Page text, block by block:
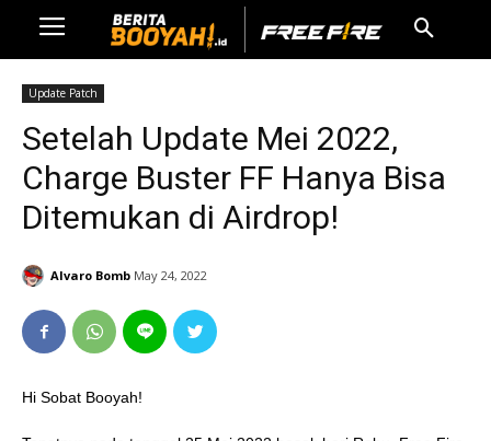
Update Patch
Setelah Update Mei 2022,
Charge Buster FF Hanya Bisa
Ditemukan di Airdrop!
Alvaro Bomb May 24, 2022
Hi Sobat Booyah!